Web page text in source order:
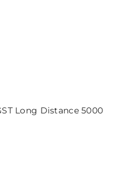
Long Distance 5000